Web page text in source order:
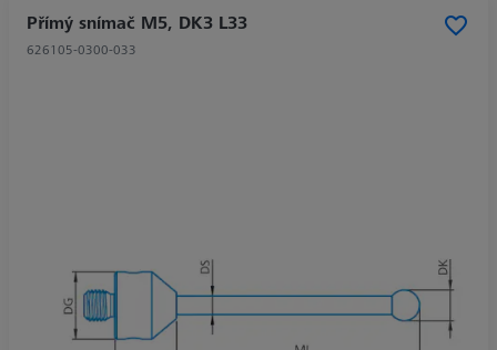
Přímý snímač M5, DK3 L33
626105-0300-033